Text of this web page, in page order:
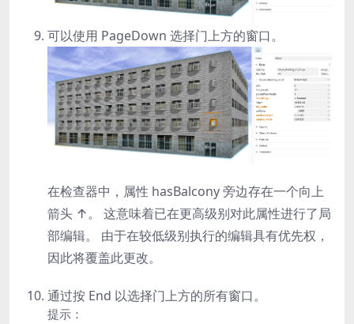
可以使用 PageDown 选择门上方的窗口。
在检查器中，属性 hasBalcony旁边存在一个向上
箭头 ↑。 这意味着已在更高级别对此属性进行了局
部编辑。 由于在较低级别执行的编辑具有优先权，
因此将覆盖此更改。
通过按 End 以选择门上方的所有窗口。
提示：